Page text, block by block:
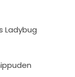
Ladybug